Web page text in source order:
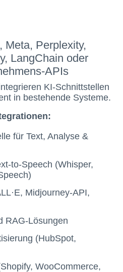
Meta, Perplexity,
LangChain oder
APIs
KI-Schnittstellen
in bestehende Systeme.
für Text, Analyse &
to-Speech (Whisper,
Midjourney-API,
RAG-Lösungen
(HubSpot,
WooCommerce,